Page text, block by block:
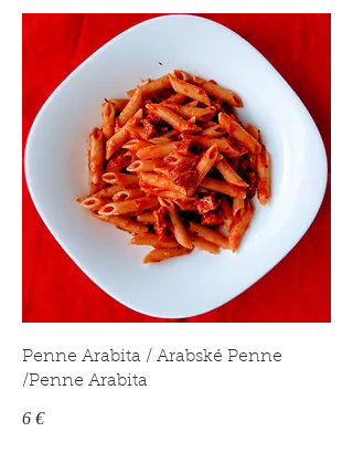
Penne Arabita / Arabské Penne
/Penne Arabita
6 €